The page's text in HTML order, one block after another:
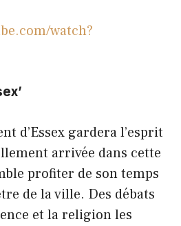
watch?
d’Essex gardera l’esprit
arrivée dans cette
profiter de son temps
de la ville. Des débats
et la religion les